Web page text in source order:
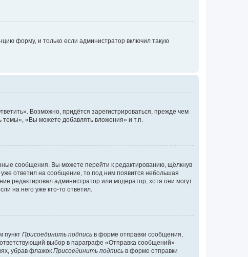
форму, и только если администратор включил такую
Возможно, придётся зарегистрироваться, прежде чем
«Вы можете добавлять вложения» и т.п.
сообщения. Вы можете перейти к редактированию, щёлкнув
ответил на сообщение, то под ним появится небольшая
редактировал администратор или модератор, хотя они могут
на него уже кто-то ответил.
пункт Присоединить подпись в форме отправки сообщения,
выбор в параграфе «Отправка сообщений»
убрав флажок Присоединить подпись в форме отправки